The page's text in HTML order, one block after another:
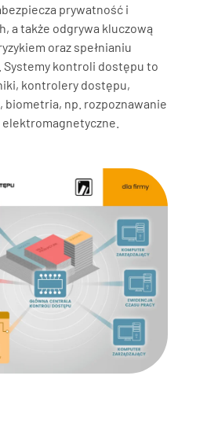
prywatność i
a także odgrywa kluczową
oraz spełnianiu
Systemy kontroli dostępu to
kontrolery dostępu,
biometria, np. rozpoznawanie